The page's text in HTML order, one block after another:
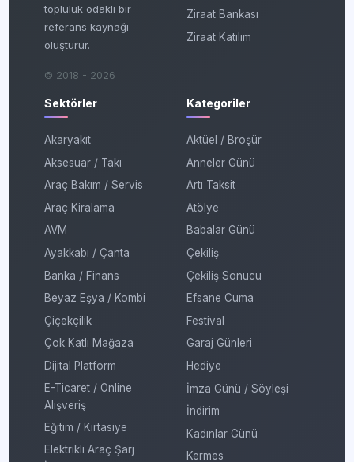
topluluk odaklı bir
referans kaynağı
oluşturur.
© 2018 - 2026
Ziraat Bankası
Ziraat Katılım
Sektörler
Akaryakıt
Aksesuar / Takı
Araç Bakım / Servis
Araç Kiralama
AVM
Ayakkabı / Çanta
Banka / Finans
Beyaz Eşya / Kombi
Çiçekçilik
Çok Katlı Mağaza
Dijital Platform
E-Ticaret / Online
Alışveriş
Eğitim / Kırtasiye
Elektrikli Araç Şarj
Kategoriler
Aktüel / Broşür
Anneler Günü
Artı Taksit
Atölye
Babalar Günü
Çekiliş
Çekiliş Sonucu
Efsane Cuma
Festival
Garaj Günleri
Hediye
İmza Günü / Söyleşi
İndirim
Kadınlar Günü
Kermes